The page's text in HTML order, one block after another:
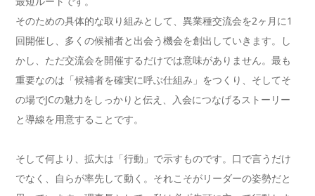
そのための具体的な取り組みとして、異業種交流会を2ヶ月に1
回開催し、多くの候補者と出会う機会を創出していきます。し
かし、ただ交流会を開催するだけでは意味がありません。最も
重要なのは「候補者を確実に呼ぶ仕組み」をつくり、そしてそ
の場でJCの魅力をしっかりと伝え、入会につなげるストーリー
と導線を用意することです。
そして何より、拡大は「行動」で示すものです。口で言うだけ
でなく、自らが率先して動く。それこそがリーダーの姿勢だと